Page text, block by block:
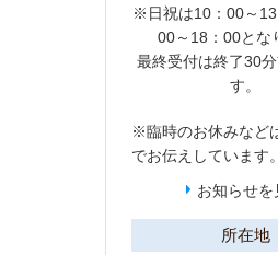
※日祝は10：00～13
00～18：00とな
最終受付は終了30
す。
※臨時のお休みなど
でお伝えしています。
お知らせを
所在地